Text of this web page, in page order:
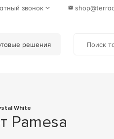
звонок
решения
White
Pamesa